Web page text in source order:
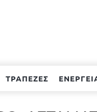
ΤΡΑΠΕΖΕΣ